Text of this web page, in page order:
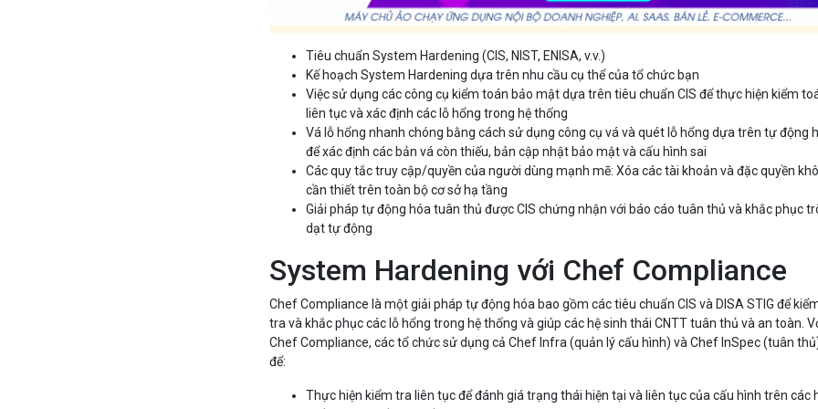
Tiêu chuẩn System Hardening (CIS, NIST, ENISA, v.v.)
Kế hoạch System Hardening dựa trên nhu cầu cụ thể của tổ chức bạn
Việc sử dụng các công cụ kiểm toán bảo mật dựa trên tiêu chuẩn CIS để thực hiện kiểm
liên tục và xác định các lỗ hổng trong hệ thống
Vá lỗ hổng nhanh chóng bằng cách sử dụng công cụ vá và quét lỗ hổng dựa trên tự động
để xác định các bản vá còn thiếu, bản cập nhật bảo mật và cấu hình sai
Các quy tắc truy cập/quyền của người dùng mạnh mẽ: Xóa các tài khoản và đặc quyền
cần thiết trên toàn bộ cơ sở hạ tầng
Giải pháp tự động hóa tuân thủ được CIS chứng nhận với báo cáo tuân thủ và khắc phục
dạt tự động
System Hardening với Chef Compliance
Chef Compliance là một giải pháp tự động hóa bao gồm các tiêu chuẩn CIS và DISA STIG để
tra và khắc phục các lỗ hổng trong hệ thống và giúp các hệ sinh thái CNTT tuân thủ và an toàn.
Chef Compliance, các tổ chức sử dụng cả Chef Infra (quản lý cấu hình) và Chef InSpec (tuân
để:
Thực hiện kiểm tra liên tục để đánh giá trạng thái hiện tại và liên tục của cấu hình trên các